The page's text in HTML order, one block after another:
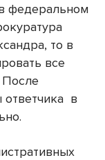
федеральном
то в
все
в